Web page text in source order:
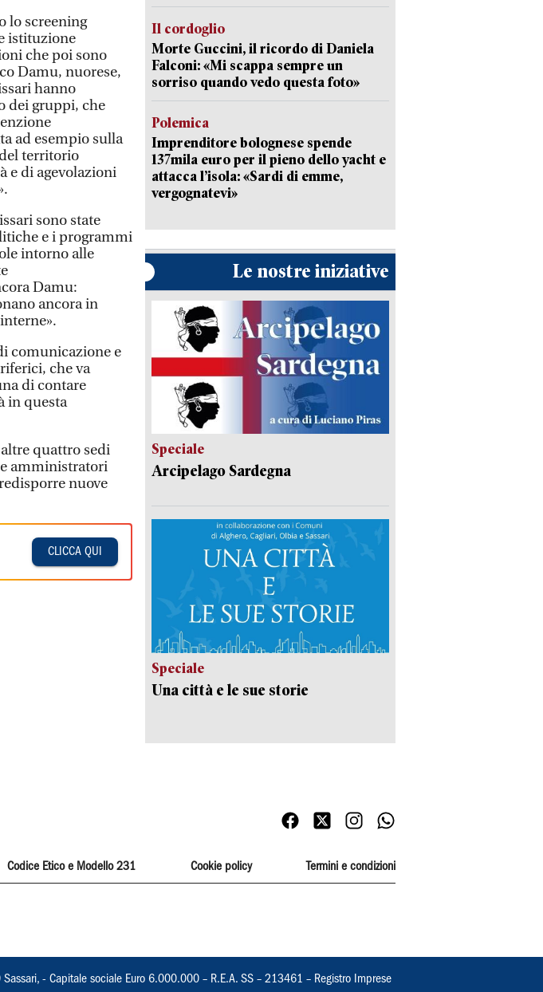
lo screening
istituzione
che poi sono
Damu, nuorese,
hanno
dei gruppi, che
ad esempio sulla
territorio
e di agevolazioni
sono state
e i programmi
intorno alle
Damu:
ancora in
comunicazione e
che va
di contare
in questa
quattro sedi
amministratori
nuove
CLICCA QUI
Il cordoglio
Morte Guccini, il ricordo di Daniela
Falconi: «Mi scappa sempre un
sorriso quando vedo questa foto»
Polemica
Imprenditore bolognese spende
137mila euro per il pieno dello yacht e
attacca l’isola: «Sardi di emme,
vergognatevi»
Le nostre iniziative
Speciale
Arcipelago Sardegna
Speciale
Una città e le sue storie
Codice Etico e Modello 231 Cookie policy Termini e condizioni
- Capitale sociale Euro 6.000.000 – R.E.A. SS – 213461 – Registro Imprese